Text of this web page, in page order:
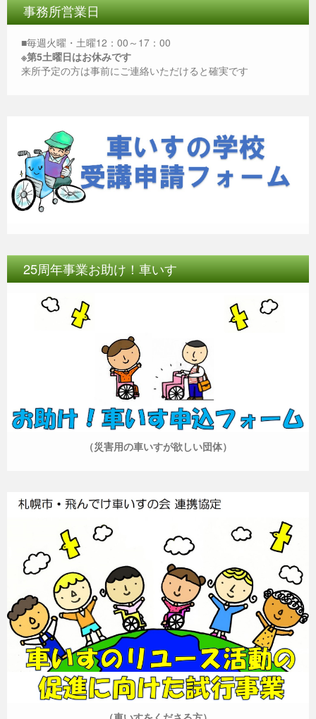
k
事務所営業日
■毎週火曜・土曜12：00～17：00
※第5土曜日はお休みです
来所予定の方は事前にご連絡いただけると確実です
25周年事業お助け！車いす
（災害用の車いすが欲しい団体）